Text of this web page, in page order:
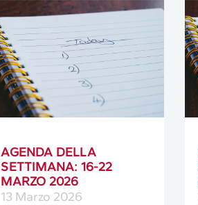
AGENDA DELLA
SETTIMANA: 16-22
MARZO 2026
13 Marzo 2026